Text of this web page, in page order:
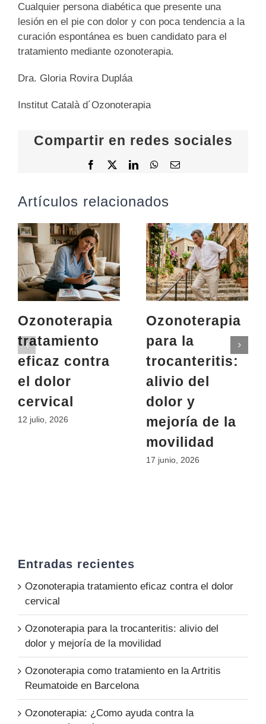
Cualquier persona diabética que presente una
lesión en el pie con dolor y con poca tendencia a la
curación espontánea es buen candidato para el
tratamiento mediante ozonoterapia.
Dra. Gloria Rovira Dupláa
Institut Català d´Ozonoterapia
Compartir en redes sociales
Facebook LinkedInWhatsApp
Correo
Artículos relacionados
Ozonoterapia
tratamiento
eficaz contra
el dolor
cervical
12 julio, 2026
Ozonoterapia
para la
trocanteritis:
alivio del
dolor y
mejoría de la
movilidad
17 junio, 2026
Entradas recientes
Ozonoterapia tratamiento eficaz contra el dolor
cervical
Ozonoterapia para la trocanteritis: alivio del
dolor y mejoría de la movilidad
Ozonoterapia como tratamiento en la Artritis
Reumatoide en Barcelona
Ozonoterapia: ¿Como ayuda contra la